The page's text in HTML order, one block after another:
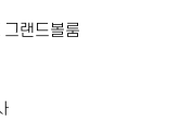
랜드볼룸